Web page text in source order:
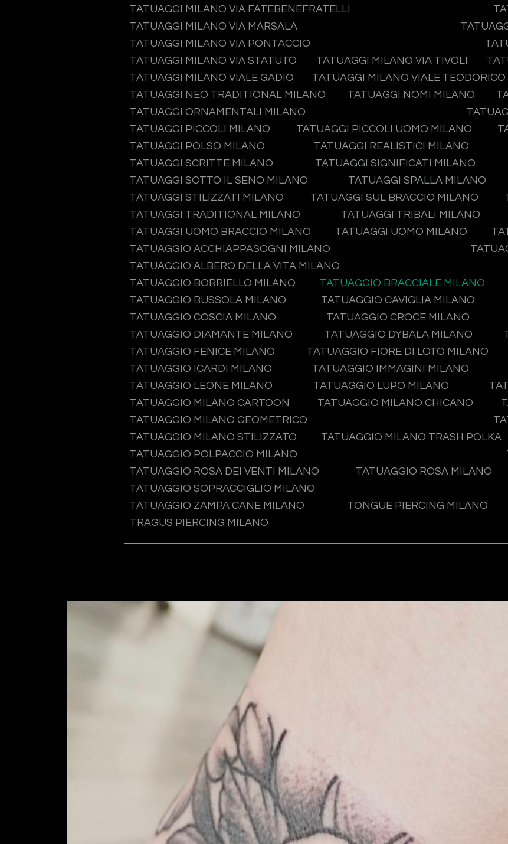
TATUAGGI MILANO VIA FATEBENEFRATELLI
TATUAGGI MILANO VIA MARSALA
TATUAGGI MILANO VIA PONTACCIO
TATUAGGI MILANO VIA STATUTO
TATUAGGI MILANO VIA TIVOLI
TATUAGGI MILANO VIALE GADIO
TATUAGGI MILANO VIALE TEODORICO
TATUAGGI NEO TRADITIONAL MILANO
TATUAGGI NOMI MILANO
TATUAGGI ORNAMENTALI MILANO
TATUAGGI PICCOLI MILANO
TATUAGGI PICCOLI UOMO MILANO
TATUAGGI POLSO MILANO
TATUAGGI REALISTICI MILANO
TATUAGGI SCRITTE MILANO
TATUAGGI SIGNIFICATI MILANO
TATUAGGI SOTTO IL SENO MILANO
TATUAGGI SPALLA MILANO
TATUAGGI STILIZZATI MILANO
TATUAGGI SUL BRACCIO MILANO
TATUAGGI TRADITIONAL MILANO
TATUAGGI TRIBALI MILANO
TATUAGGI UOMO BRACCIO MILANO
TATUAGGI UOMO MILANO
TATUAGGIO ACCHIAPPASOGNI MILANO
TATUAGGIO ALBERO DELLA VITA MILANO
TATUAGGIO BORRIELLO MILANO
TATUAGGIO BRACCIALE MILANO
TATUAGGIO BUSSOLA MILANO
TATUAGGIO CAVIGLIA MILANO
TATUAGGIO COSCIA MILANO
TATUAGGIO CROCE MILANO
TATUAGGIO DIAMANTE MILANO
TATUAGGIO DYBALA MILANO
TATUAGGIO FENICE MILANO
TATUAGGIO FIORE DI LOTO MILANO
TATUAGGIO ICARDI MILANO
TATUAGGIO IMMAGINI MILANO
TATUAGGIO LEONE MILANO
TATUAGGIO LUPO MILANO
TATUAGGIO MILANO CARTOON
TATUAGGIO MILANO CHICANO
TATUAGGIO MILANO GEOMETRICO
TATUAGGIO MILANO STILIZZATO
TATUAGGIO MILANO TRASH POLKA
TATUAGGIO POLPACCIO MILANO
TATUAGGIO ROSA DEI VENTI MILANO
TATUAGGIO ROSA MILANO
TATUAGGIO SOPRACCIGLIO MILANO
TATUAGGIO ZAMPA CANE MILANO
TONGUE PIERCING MILANO
TRAGUS PIERCING MILANO